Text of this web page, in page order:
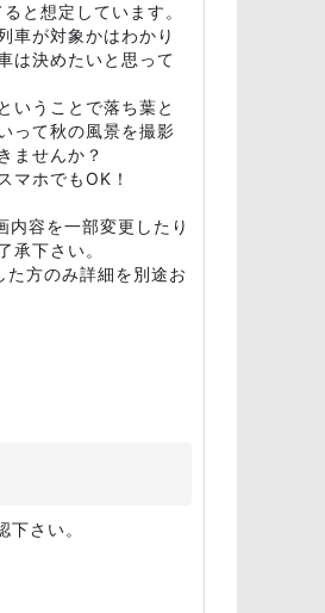
と想定しています。
車が対象かはわかり
は決めたいと思って
いうことで落ち葉と
って秋の風景を撮影
ませんか？
マホでもOK！
容を一部変更したり
承下さい。
方のみ詳細を別途お
さい。